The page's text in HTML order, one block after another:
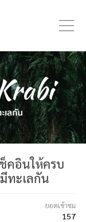
คอินให้ครบ
ทะเลกัน
ยอดเข้าชม
157